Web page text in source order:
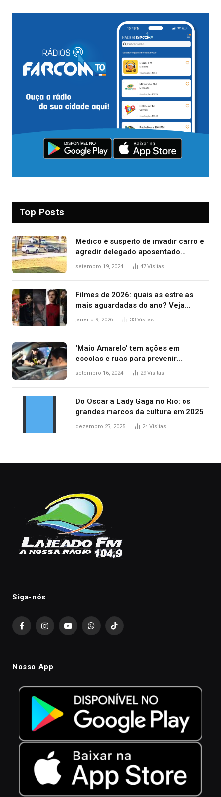
Top Posts
Médico é suspeito de invadir carro e
agredir delegado aposentado
durante confusão no trânsito
setembro 19, 2024 47 Visitas
Filmes de 2026: quais as estreias
mais aguardadas do ano? Veja
principais lançamentos do cinema
janeiro 9, 2026 33 Visitas
‘Maio Amarelo’ tem ações em
escolas e ruas para prevenir
acidentes no trânsito no AP
setembro 16, 2024 29 Visitas
Do Oscar a Lady Gaga no Rio: os
grandes marcos da cultura em 2025
dezembro 27, 2025 24 Visitas
Siga-nós
FacebookInstagramYouTubeWhatsAppTikTok
Nosso App